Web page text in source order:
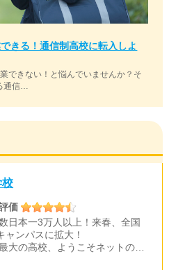
きる！通信制高校に転入しよ
できない！と悩んでいませんか？そ
通信…
校
価
日本一3万人以上！来春、全国
ャンパスに拡大！
大の高校、ようこそネットの…